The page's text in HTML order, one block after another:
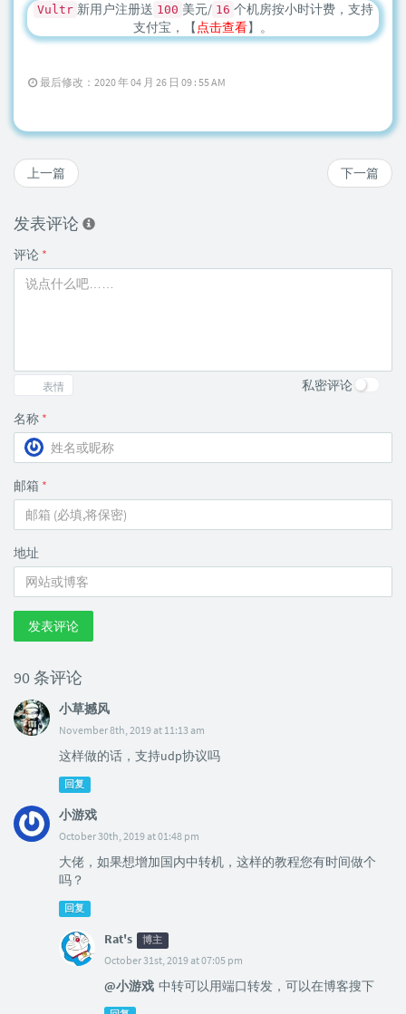
Vultr 新用户注册送 100 美元/ 16 个机房按小时计费，支持
支付宝，【点击查看】。
最后修改：2020 年 04 月 26 日 09 : 55 AM
下一篇
上一篇
发表评论
评论 *
表情 私密评论
名称 *
邮箱 *
地址
发表评论
90 条评论
小草撼风
November 8th, 2019 at 11:13 am
这样做的话，支持udp协议吗
回复
小游戏
October 30th, 2019 at 01:48 pm
大佬，如果想增加国内中转机，这样的教程您有时间做个
吗？
回复
Rat's 博主
October 31st, 2019 at 07:05 pm
@小游戏 中转可以用端口转发，可以在博客搜下